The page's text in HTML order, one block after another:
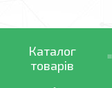
Каталог
товарів